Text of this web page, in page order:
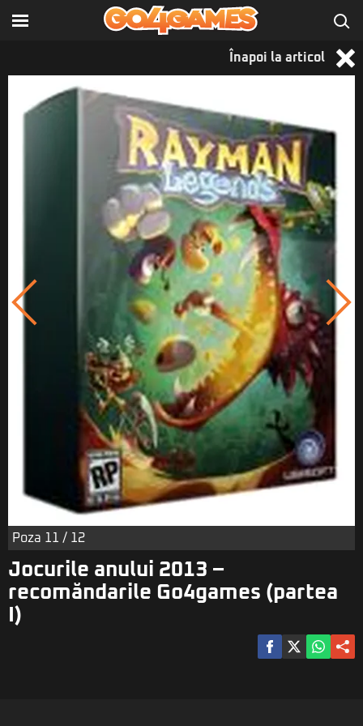
Înapoi la articol
Poza 11 / 12
Jocurile anului 2013 –
recomăndarile Go4games (partea
I)